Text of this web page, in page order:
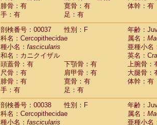
(0)
CercopithecidaeMacaca sinica (1)
CercopithecidaeMacaca sylvanus
CercopithecidaeMacaca thibetana (0)
Cercopithecidae Macaca tonkeana (0)
Cercopithecidae hybrid(1)
Cercopithecidae (0)
CercopithecidaeAllenopithecus
CercopithecidaeCercopithecus
CercopithecidaeCercopithecus
CercopithecidaeCercopithecus
CercopithecidaeCercopithecus diana
CercopithecidaeCercopithecus
Cercopithecidae
Cercopithecus
腓骨：有
寛骨：有
体幹：有
手：有
足：有
剖検番号：00037
性別：F
年齢：
科名：Cercopithecidae
属名：
種小名： fascicularis
亜種小名
和名：カニクイザル
英名：
頭蓋骨：有
下顎骨：有
上腕骨：
尺骨：有
肩甲骨：有
大腿骨：
腓骨：有
寛骨：有
体幹：有
手：有
足：有
剖検番号：00038
性別：F
年齢：
科名：Cercopithecidae
属名：
種小名： fascicularis
亜種小名